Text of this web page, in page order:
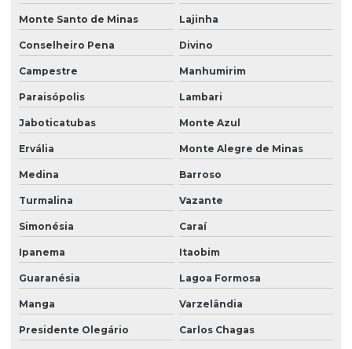
Monte Santo de Minas Lajinha
Conselheiro Pena Divino
Campestre Manhumirim
Paraisópolis Lambari
Jaboticatubas Monte Azul
Ervália Monte Alegre de Minas
Medina Barroso
Turmalina Vazante
Simonésia Caraí
Ipanema Itaobim
Guaranésia Lagoa Formosa
Manga Varzelândia
Presidente Olegário Carlos Chagas